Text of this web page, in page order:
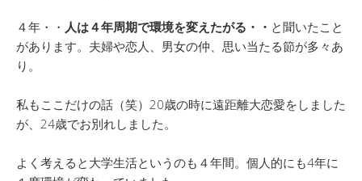
４年・・ 人は４年周期で環境を変えたがる・・ と聞いたこと
があります。夫婦や恋人、男女の仲、思い当たる節が多々あ
り。
私もここだけの話（笑）20歳の時に遠距離大恋愛をしました
が、24歳でお別れしました。
よく考えると大学生活というのも４年間。個人的にも4年に